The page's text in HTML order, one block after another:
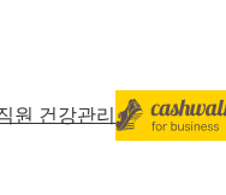
원 건강관리